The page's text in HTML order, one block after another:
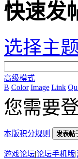
快速发
选择主
高级模式
B Color Image Link
您需要
本版积分规则 发表帖
游戏论坛|论坛手机版|